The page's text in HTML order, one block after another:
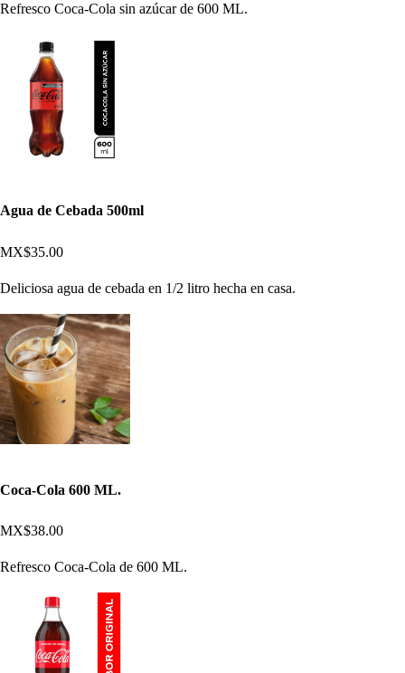
Refresco Coca-Cola sin azúcar de 600 ML.
Agua de Cebada 500ml
MX$35.00
Deliciosa agua de cebada en 1/2 litro hecha en casa.
Coca-Cola 600 ML.
MX$38.00
Refresco Coca-Cola de 600 ML.